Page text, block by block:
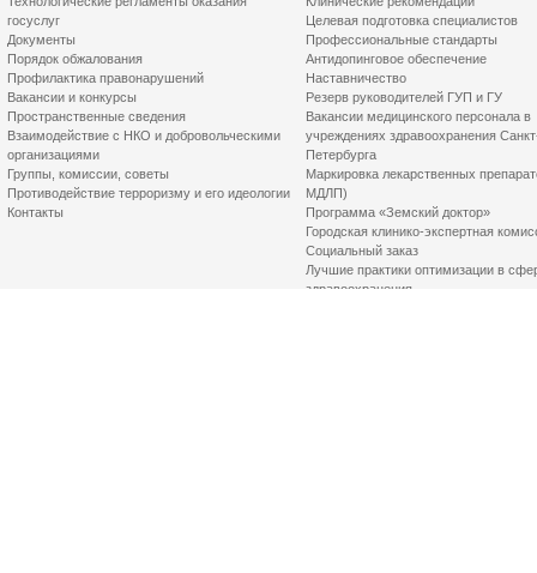
госуслуг
Документы
Порядок обжалования
Профилактика правонарушений
Вакансии и конкурсы
Пространственные сведения
Взаимодействие с НКО и добровольческими
организациями
Группы, комиссии, советы
Противодействие терроризму и его идеологии
Контакты
Целевая подготовка специалистов
Профессиональные стандарты
Антидопинговое обеспечение
Наставничество
Резерв руководителей ГУП и ГУ
Вакансии медицинского персонала в
учреждениях здравоохранения
Петербурга
Маркировка лекарственных
МДЛП)
Программа «Земский доктор»
Городская клинико-экспертная
Социальный заказ
Лучшие практики оптимизации в
здравоохранения